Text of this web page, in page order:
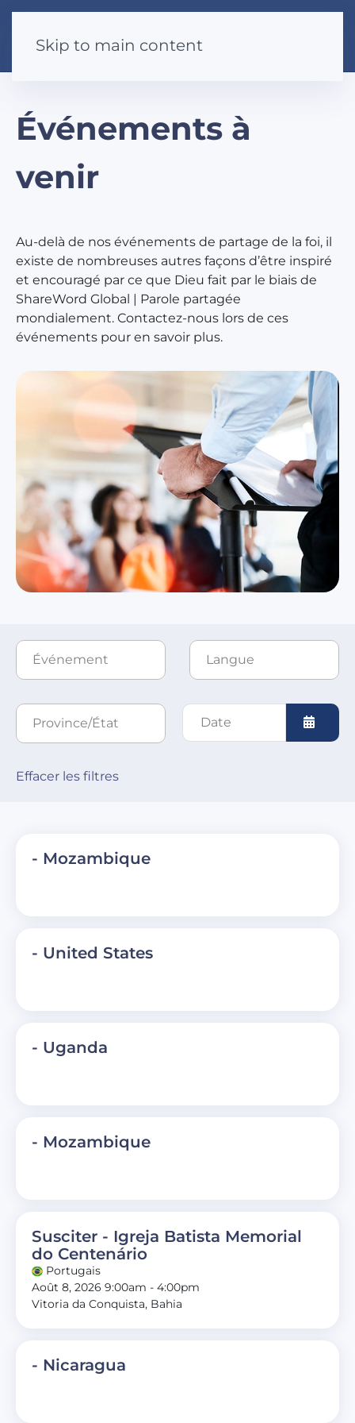
Skip to main content
Événements à
venir
Au-delà de nos événements de partage de la foi, il
existe de nombreuses autres façons d’être inspiré
et encouragé par ce que Dieu fait par le biais de
ShareWord Global | Parole partagée
mondialement. Contactez-nous lors de ces
événements pour en savoir plus.
Effacer les filtres
- Mozambique
- United States
- Uganda
- Mozambique
Susciter - Igreja Batista Memorial
do Centenário
Portugais
Août 8, 2026 9:00am - 4:00pm
Vitoria da Conquista, Bahia
- Nicaragua